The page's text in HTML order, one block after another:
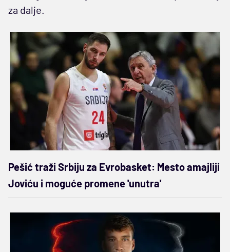
za dalje.
Pešić traži Srbiju za Evrobasket: Mesto amajliji
Joviću i moguće promene 'unutra'